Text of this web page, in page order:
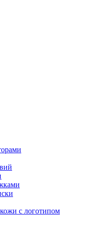
с логотипом